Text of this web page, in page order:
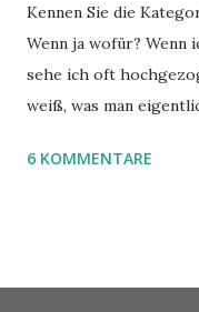
Kennen Sie die
Wenn ja wofür? Wenn
sehe ich oft
weiß, was man
sie Ihnen vor.
6 KOMMENTARE